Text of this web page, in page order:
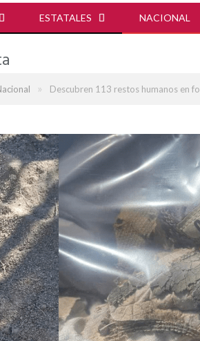
ESTATALES NACIONAL
» Descubren 113 restos humanos en